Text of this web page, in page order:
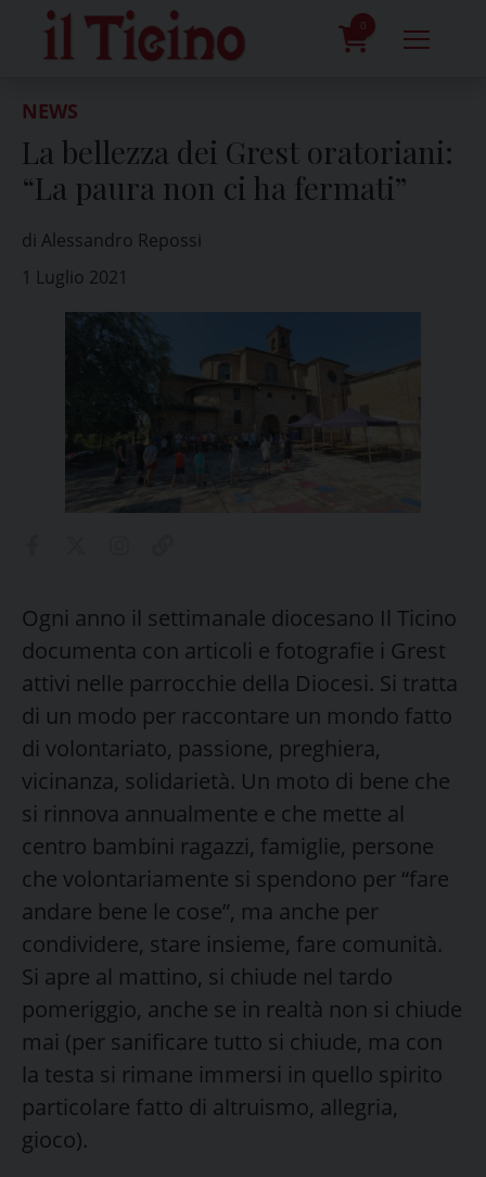
content
0
NEWS
La bellezza dei Grest oratoriani:
“La paura non ci ha fermati”
di Alessandro Repossi
1 Luglio 2021
Ogni anno il settimanale diocesano Il Ticino
documenta con articoli e fotografie i Grest
attivi nelle parrocchie della Diocesi. Si tratta
di un modo per raccontare un mondo fatto
di volontariato, passione, preghiera,
vicinanza, solidarietà. Un moto di bene che
si rinnova annualmente e che mette al
centro bambini ragazzi, famiglie, persone
che volontariamente si spendono per “fare
andare bene le cose”, ma anche per
condividere, stare insieme, fare comunità.
Si apre al mattino, si chiude nel tardo
pomeriggio, anche se in realtà non si chiude
mai (per sanificare tutto si chiude, ma con
la testa si rimane immersi in quello spirito
particolare fatto di altruismo, allegria,
gioco).